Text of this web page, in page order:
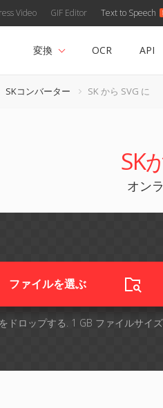
Video GIF Editor Text to Speech
変換 OCR API
SKコンバーター SK から SVG に
SK
オン
ファイルを選ぶ
ドロップする. 1 GB ファイルサイ